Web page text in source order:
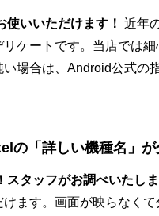
いいただけます！ 近年
ケートです。当店では
場合は、Android公式の
の「詳しい機種名」
タッフがお調べいたしま
ます。画面が映らなく